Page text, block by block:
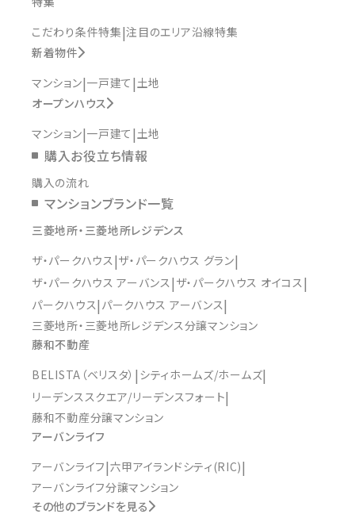
こだわり条件特集 注目のエリア沿線特集
新着物件
マンション 一戸建て 土地
オープンハウス
マンション 一戸建て 土地
購入お役立ち情報
購入の流れ
マンションブランド一覧
三菱地所・三菱地所レジデンス
ザ・パークハウス ザ・パークハウス グラン
ザ・パークハウス アーバンス ザ・パークハウス オイコス
パークハウス パークハウス アーバンス
三菱地所・三菱地所レジデンス分譲マンション
藤和不動産
BELISTA（ベリスタ） シティホームズ/ホームズ
リーデンススクエア/リーデンスフォート
藤和不動産分譲マンション
アーバンライフ
アーバンライフ 六甲アイランドシティ(RIC)
アーバンライフ分譲マンション
その他のブランドを見る